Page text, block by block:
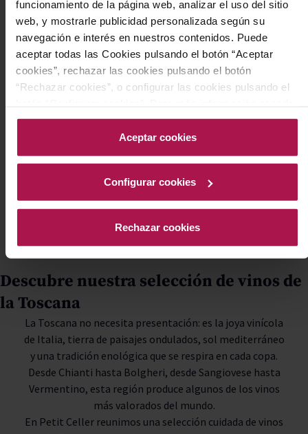
funcionamiento de la página web, analizar el uso del sitio
web, y mostrarle publicidad personalizada según su
navegación e interés en nuestros contenidos. Puede
aceptar todas las Cookies pulsando el botón “Aceptar
cookies”, rechazar las cookies pulsando el botón
“Rechazar cookies”, o configurar las cookies pulsando el
a nuestra Política de Cookies.Para más información
Política de Cookies
Aceptar cookies
Configurar cookies
Rechazar cookies
Atrévete con algo distinto
Chablis
Blanco francés de Borgoña, mineral y con acidez marcada.
Estilo diferente y refinado.
Ver más
Blanco gallego, fresco y con volumen, para cambiar de
Ver más
Descubre nuestra selección de vinos de
la Toscana
La Toscana no necesita presentación: es la joya vinícola
de Italia, tierra de paisajes ondulados, sol mediterráneo
y una tradición enológica que se respira en cada copa.
Desde Chianti hasta Bolgheri, desde Sangiovese hasta
Vermentino, esta región produce algunos de los vinos
más valorados del mundo.
En Petit Celler reunimos una selección cuidada de vinos